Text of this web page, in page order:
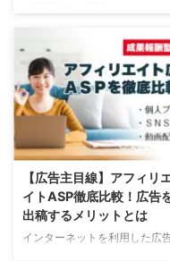
と売るためのデザインについ
電子メールはほとんど利用さ
いません。新規獲得の手段と
は効率が悪いというレベルで
く、ほとんど売れないからで
ではメールは何に使うべきな
か？それはリピーターの獲得
す。一度お店を利用していただ
ュニケーションを取りお店への
ピートへと繋げます。このペー
では具体的にメールを利用した
客方法についてご紹介します
2024/
【広告主目線】アフィリ
イトASP徹底比較！広告
出稿するメリットとは
インターネットを利用した広